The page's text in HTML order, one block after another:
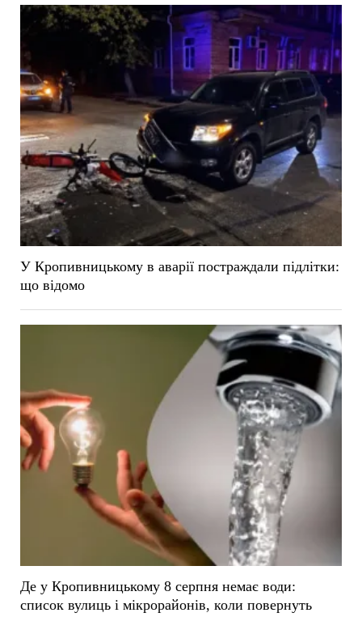
У Кропивницькому в аварії постраждали підлітки:
що відомо
Де у Кропивницькому 8 серпня немає води:
список вулиць і мікрорайонів, коли повернуть